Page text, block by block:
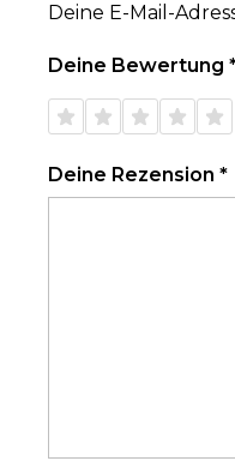
Deine E-Mail-
Deine Bewertung
1 von
5 Sternen
2 von
5 Sternen
3 von
5 Sternen
4 von
5
5
5
Deine Rezension *